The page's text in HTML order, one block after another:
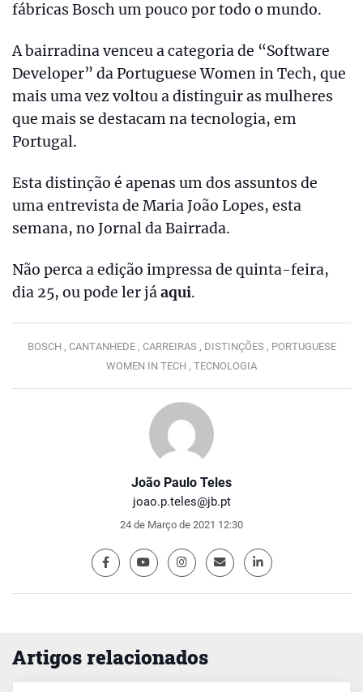
João Paulo Teles
joao.p.teles@jb.pt
24 de Março de 2021 12:30
fábricas Bosch um pouco por todo o mundo.
A bairradina venceu a categoria de “Software
Developer” da Portuguese Women in Tech, que
mais uma vez voltou a distinguir as mulheres
que mais se destacam na tecnologia, em
Portugal.
Esta distinção é apenas um dos assuntos de
uma entrevista de Maria João Lopes, esta
semana, no Jornal da Bairrada.
Não perca a edição impressa de quinta-feira,
dia 25, ou pode ler jáaqui.
BOSCH , CANTANHEDE , CARREIRAS , DISTINÇÕES , PORTUGUESE
WOMEN IN TECH , TECNOLOGIA
Artigos relacionados